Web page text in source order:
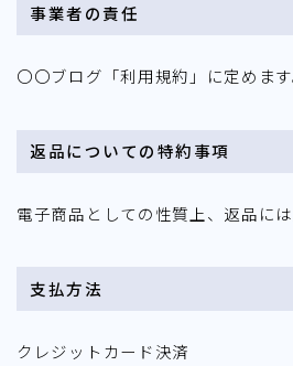
事業者の責任
〇〇ブログ「利用規約」に定めます
返品についての特約事項
電子商品としての性質上、返品には
支払方法
クレジットカード決済